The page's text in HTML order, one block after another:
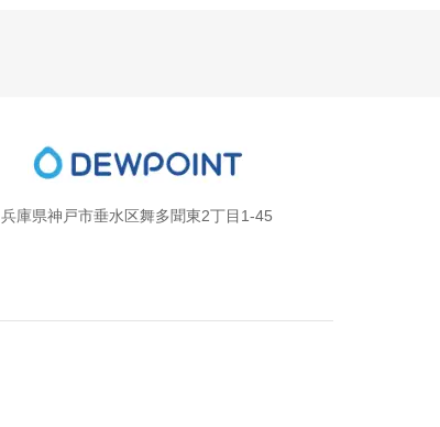
兵庫県神戸市垂水区舞多聞東2丁目1-45